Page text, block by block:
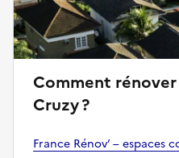
Comment
Cruzy ?
France Rénov’ – espaces